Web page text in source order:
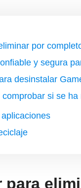
por
y segura
desinstalar
si se
para